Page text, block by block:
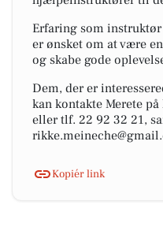
Erfaring som
er ønsket om at være
og skabe gode
Dem, der er
kan kontakte Merete
eller tlf. 22 92 32 21,
Kopiér link